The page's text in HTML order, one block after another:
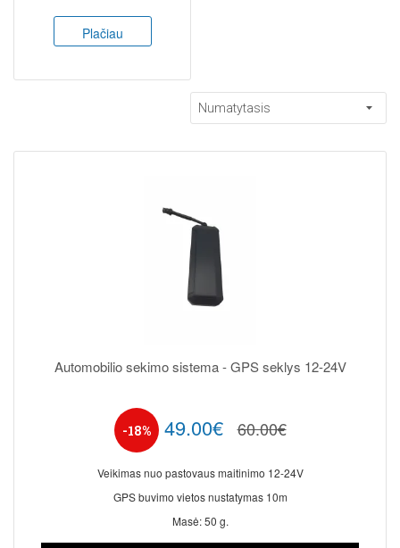
Plačiau
Automobilio sekimo sistema - GPS seklys 12-24V
-18% 49.00€ 60.00€
Veikimas nuo pastovaus maitinimo 12-24V
GPS buvimo vietos nustatymas 10m
Masė: 50 g.